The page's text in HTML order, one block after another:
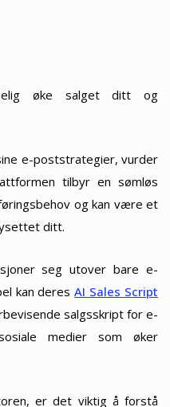
øke salget ditt og
e-poststrategier, vurder
tilbyr en sømløs
og kan være et
ditt.
seg utover bare e-
kan deresAI Sales Script
salgsskript for e-
medier som øker
er det viktig å forstå